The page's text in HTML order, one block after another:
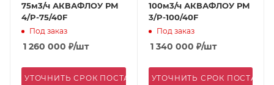
75м3/ч АКВАФЛОУ РМ
4/P-75/40F
Под заказ
1 260 000 ₽/шт
УТОЧНИТЬ СРОК ПОСТАВКИ
100м3/ч АКВАФЛОУ РМ
3/P-100/40F
Под заказ
1 340 000 ₽/шт
УТОЧНИТЬ СРОК